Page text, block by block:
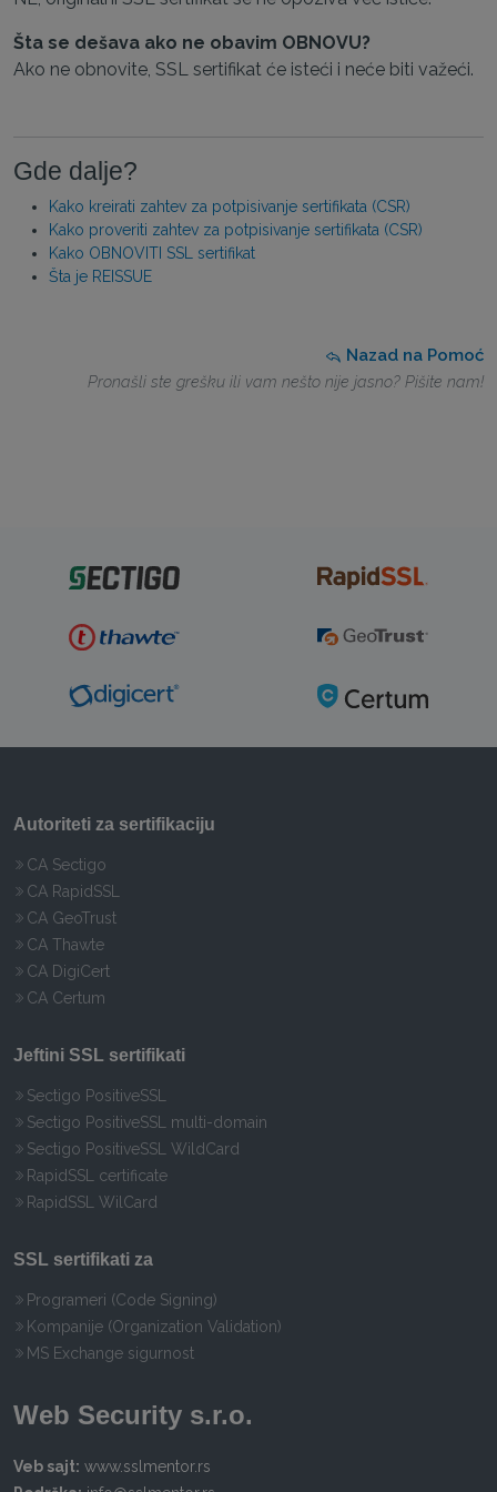
Šta se dešava ako ne obavim OBNOVU?
Ako ne obnovite, SSL sertifikat će isteći i neće biti važeći.
Gde dalje?
Kako kreirati zahtev za potpisivanje sertifikata (CSR)
Kako proveriti zahtev za potpisivanje sertifikata (CSR)
Kako OBNOVITI SSL sertifikat
Šta je REISSUE
Nazad na Pomoć
Pronašli ste grešku ili vam nešto nije jasno? Pišite nam!
Autoriteti za sertifikaciju
CA Sectigo
CA RapidSSL
CA GeoTrust
CA Thawte
CA DigiCert
CA Certum
Jeftini SSL sertifikati
Sectigo PositiveSSL
Sectigo PositiveSSL multi-domain
Sectigo PositiveSSL WildCard
RapidSSL certificate
RapidSSL WilCard
SSL sertifikati za
Programeri (Code Signing)
Kompanije (Organization Validation)
MS Exchange sigurnost
Web Security s.r.o.
Veb sajt: www.sslmentor.rs